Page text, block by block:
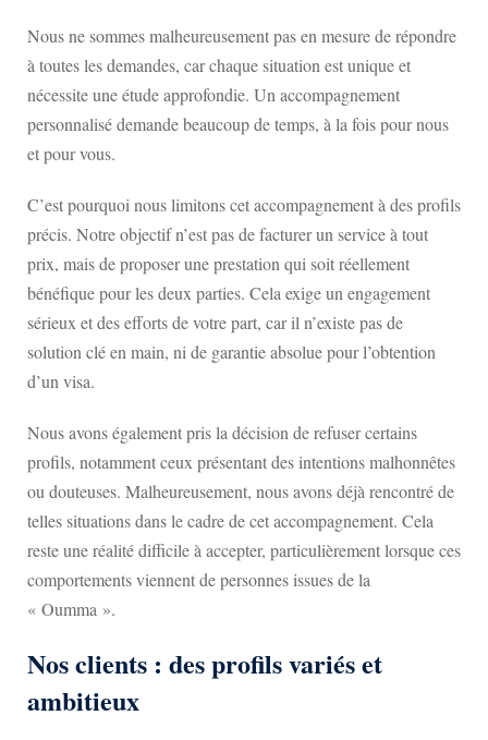
Nous ne sommes malheureusement pas en mesure de répondre
à toutes les demandes, car chaque situation est unique et
nécessite une étude approfondie. Un accompagnement
personnalisé demande beaucoup de temps, à la fois pour nous
et pour vous.
C’est pourquoi nous limitons cet accompagnement à des profils
précis. Notre objectif n’est pas de facturer un service à tout
prix, mais de proposer une prestation qui soit réellement
bénéfique pour les deux parties. Cela exige un engagement
sérieux et des efforts de votre part, car il n’existe pas de
solution clé en main, ni de garantie absolue pour l’obtention
d’un visa.
Nous avons également pris la décision de refuser certains
profils, notamment ceux présentant des intentions malhonnêtes
ou douteuses. Malheureusement, nous avons déjà rencontré de
telles situations dans le cadre de cet accompagnement. Cela
reste une réalité difficile à accepter, particulièrement lorsque ces
comportements viennent de personnes issues de la
« Oumma ».
Nos clients : des profils variés et
ambitieux